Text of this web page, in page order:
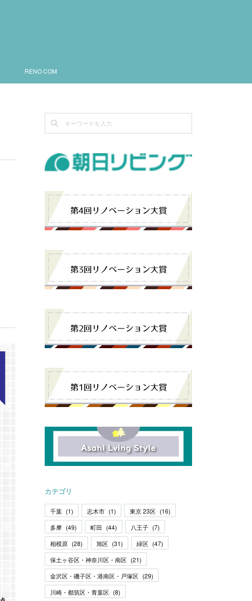
RENO COM
カテゴリ
千葉 (1) 志木市 (1) 東京 23区 (16)
多摩 (49) 町田 (44) 八王子 (7)
相模原 (28) 旭区 (31) 緑区 (47)
保土ヶ谷区・神奈川区・南区 (21)
金沢区・磯子区・港南区・戸塚区 (29)
川崎・都筑区・青葉区 (8)